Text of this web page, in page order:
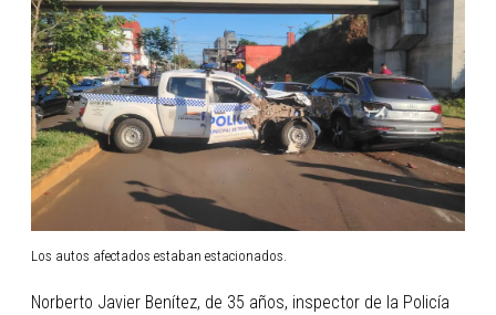
Los autos afectados estaban estacionados.
Norberto Javier Benítez, de 35 años, inspector de la Policía